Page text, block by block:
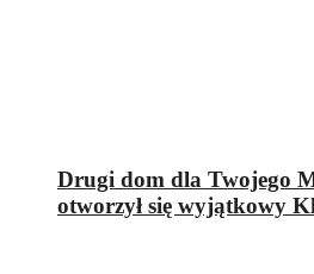
Drugi dom dla Twojego
otworzył się wyjątkowy